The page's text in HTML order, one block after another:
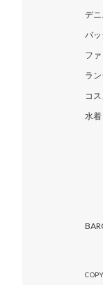
デニ
バ
フ
ラ
コ
水着